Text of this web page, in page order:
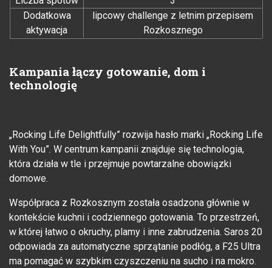
Dodatkowa
aktywacja
lipcowy challenge z letnim przepisem
Rozkosznego
Kampania łączy gotowanie, dom i
technologię
„Rocking Life Delightfully” rozwija hasło marki „Rocking Life
With You”. W centrum kampanii znajduje się technologia,
która działa w tle i przejmuje powtarzalne obowiązki
domowe.
Współpraca z Rozkosznym została osadzona głównie w
kontekście kuchni i codziennego gotowania. To przestrzeń,
w której łatwo o okruchy, plamy i inne zabrudzenia. Saros 20
odpowiada za automatyczne sprzątanie podłóg, a F25 Ultra
ma pomagać w szybkim czyszczeniu na sucho i na mokro.